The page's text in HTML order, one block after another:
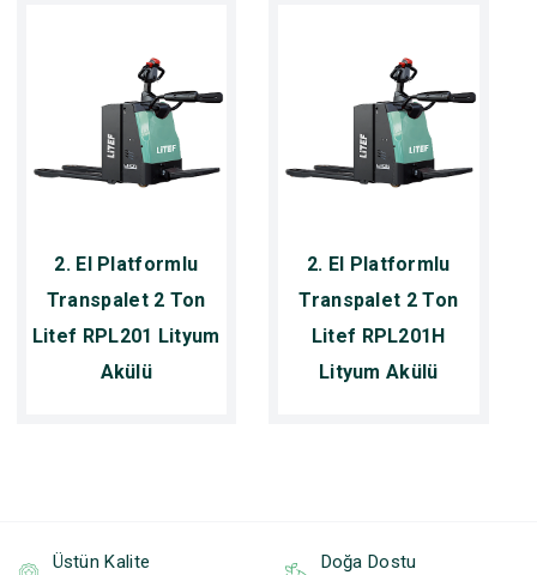
2. El Platformlu
Transpalet 2 Ton
Litef RPL201 Lityum
Akülü
2. El Platformlu
Transpalet 2 Ton
Litef RPL201H
Lityum Akülü
Üstün Kalite Doğa Dostu